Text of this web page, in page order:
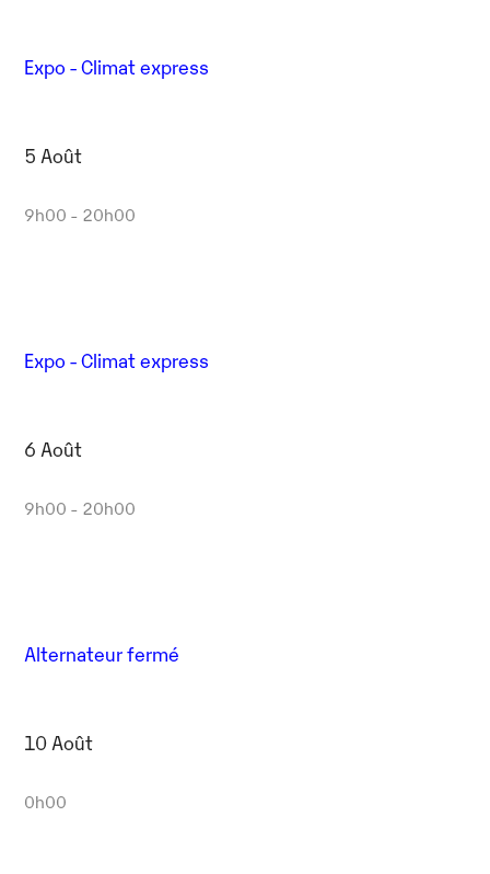
Expo - Climat express
5 Août
9h00 - 20h00
Expo - Climat express
6 Août
9h00 - 20h00
Alternateur fermé
10 Août
0h00